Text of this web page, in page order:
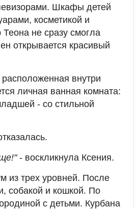
Шкафы детей
косметикой и
не сразу смогла
открывается красивый
внутри
личная ванная комната:
- со стильной
- воскликнула Ксения.
из трех уровней. После
собакой и кошкой. По
с детьми. Курбана